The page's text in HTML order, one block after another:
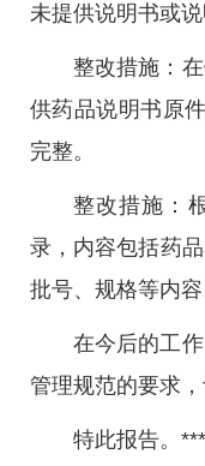
未提供说明书或说
整改措施：
供药品说明书原
完整。
整改措施：
录，内容包括药
批号、规格等内容
在今后的工
管理规范的要求
特此报告。